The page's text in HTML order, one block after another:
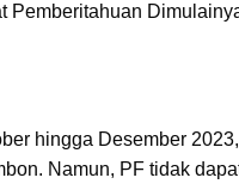
Pemberitahuan
hingga Desember
Namun, PF tidak